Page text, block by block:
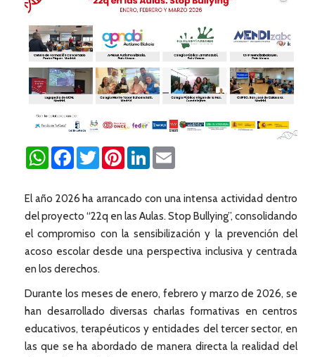
WhatsAppFacebookTwitterPinterestLinkedIn
El año 2026 ha arrancado con una intensa actividad dentro
del proyecto “22q en las Aulas. Stop Bullying”, consolidando
el compromiso con la sensibilización y la prevención del
acoso escolar desde una perspectiva inclusiva y centrada
en los derechos.
Durante los meses de enero, febrero y marzo de 2026, se
han desarrollado diversas charlas formativas en centros
educativos, terapéuticos y entidades del tercer sector, en
las que se ha abordado de manera directa la realidad del